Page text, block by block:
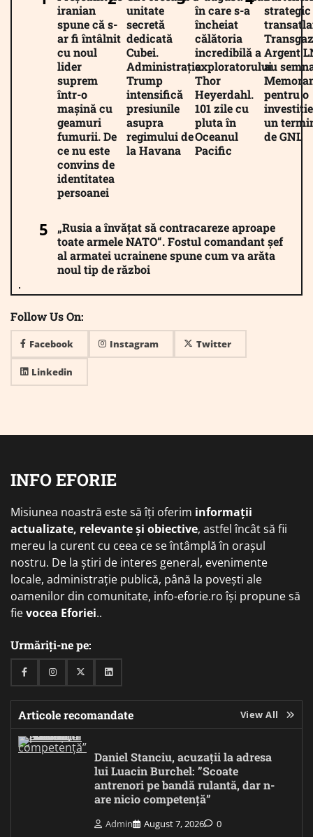
iranian
spune că s-
ar fi întâlnit
cu noul
lider
suprem
într-o
mașină cu
geamuri
fumurii. De
ce nu este
convins de
identitatea
persoanei
unitate
secretă
dedicată
Cubei.
Administrația
Trump
intensifică
presiunile
asupra
regimului de
la Havana
în care s-a
încheiat
călătoria
incredibilă a
exploratorului
Thor
Heyerdahl.
101 zile cu
pluta în
Oceanul
Pacific
strategic
Argent
au
pentru o
un
de GNL
„Rusia a învățat să contracareze aproape
toate armele NATO“. Fostul comandant șef
al armatei ucrainene spune cum va arăta
noul tip de război
Follow Us On:
Facebook Instagram Twitter
Linkedin
INFO EFORIE
Misiunea noastră este să îți oferim informații
actualizate, relevante și obiective, astfel încât să fii
mereu la curent cu ceea ce se întâmplă în orașul
nostru. De la știri de interes general, evenimente
locale, administrație publică, până la povești ale
oamenilor din comunitate, info-eforie.ro își propune să
fievocea Eforiei..
Urmăriți-ne pe:
FacebookInstagramTwitterLinkedin
Articole recomandate View All
Daniel Stanciu, acuzații la adresa
lui Luacin Burchel: ”Scoate
antrenori pe bandă rulantă, dar n-
are nicio competență”
Admin August 7, 2026 0